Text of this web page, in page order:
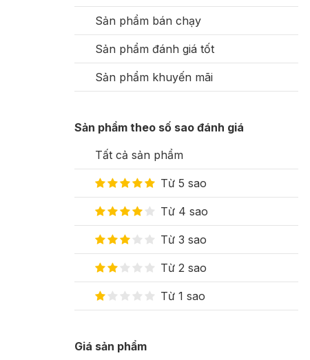
Sản phẩm bán chạy
Sản phẩm đánh giá tốt
Sản phẩm khuyến mãi
Sản phẩm theo số sao đánh giá
Tất cả sản phẩm
Từ 5 sao
Từ 4 sao
Từ 3 sao
Từ 2 sao
Từ 1 sao
Giá sản phẩm